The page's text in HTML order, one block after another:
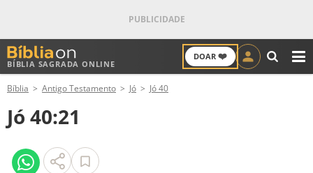
BÍBLIA SAGRADA ONLINE
DOAR ❤️
ANTIGO TESTAMENTO
NOVO TESTAMENTO
VERSÍCULOS
Bíblia Antigo Testamento Jó Jó 40
Jó 40:21